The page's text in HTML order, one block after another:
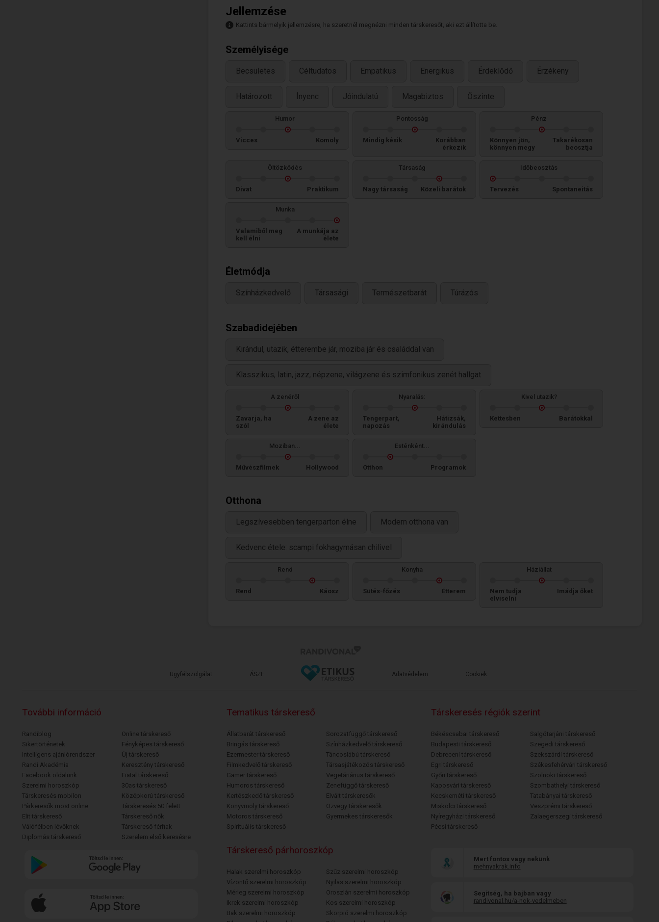
Jellemzése
Kattints bármelyik jellemzésre, ha szeretnél megnézni minden társkeresőt, aki ezt állította be.
Személyisége
Becsületes Céltudatos Empatikus Energikus Érdeklődő Érzékeny
Határozott Ínyenc Jóindulatú Magabiztos Őszinte
Humor
Vicces Komoly
Pontosság
Mindig késik
Korábban
érkezik
Pénz
Könnyen jön,
könnyen megy
Takarékosan
beosztja
Öltözködés
Divat Praktikum
Társaság
Nagy társaság Közeli barátok
Időbeosztás
Tervezés Spontaneitás
Munka
Valamiből meg
kell élni
A munkája az
élete
Életmódja
Színházkedvelő Társasági Természetbarát Túrázós
Szabadidejében
Kirándul, utazik, étterembe jár, moziba jár és családdal van
Klasszikus, latin, jazz, népzene, világzene és szimfonikus zenét hallgat
A zenéről
Zavarja, ha
szól
A zene az
élete
Nyaralás:
Tengerpart,
napozás
Hátizsák,
kirándulás
Kivel utazik?
Kettesben Barátokkal
Moziban...
Művészfilmek Hollywood
Esténként...
Otthon Programok
Otthona
Legszívesebben tengerparton élne Modern otthona van
Kedvenc étele: scampi fokhagymásan chilivel
Rend
Rend Káosz
Konyha
Sütés-főzés Étterem
Háziállat
Nem tudja
elviselni
Imádja őket
Ügyfélszolgálat ÁSZF Adatvédelem Cookiek
További információ
Randiblog
Sikertörténetek
Intelligens ajánlórendszer
Randi Akadémia
Facebook oldalunk
Szerelmi horoszkóp
Társkeresés mobilon
Párkeresők most online
Elit társkereső
Válófélben lévőknek
Diplomás társkereső
Online társkereső
Fényképes társkereső
Új társkereső
Keresztény társkereső
Fiatal társkereső
30as társkereső
Középkorú társkereső
Társkeresés 50 felett
Társkereső nők
Társkereső férfiak
Szerelem első keresésre
Tematikus társkereső
Állatbarát társkereső
Bringás társkereső
Ezermester társkereső
Filmkedvelő társkereső
Gamer társkereső
Humoros társkereső
Kertészkedő társkereső
Könyvmoly társkereső
Motoros társkereső
Spirituális társkereső
Sorozatfüggő társkereső
Színházkedvelő társkereső
Táncoslábú társkereső
Társasjátékozós társkereső
Vegetáriánus társkereső
Zenefüggő társkereső
Elvált társkeresők
Özvegy társkeresők
Gyermekes társkeresők
Társkeresés régiók szerint
Békéscsabai társkereső
Budapesti társkereső
Debreceni társkereső
Egri társkereső
Győri társkereső
Kaposvári társkereső
Kecskeméti társkereső
Miskolci társkereső
Nyíregyházi társkereső
Pécsi társkereső
Salgótarjáni társkereső
Szegedi társkereső
Szekszárdi társkereső
Székesfehérvári társkereső
Szolnoki társkereső
Szombathelyi társkereső
Tatabányai társkereső
Veszprémi társkereső
Zalaegerszegi társkereső
Társkereső párhoroszkóp
Halak szerelmi horoszkóp
Vízöntő szerelmi horoszkóp
Mérleg szerelmi horoszkóp
Ikrek szerelmi horoszkóp
Bak szerelmi horoszkóp
Szűz szerelmi horoszkóp
Nyilas szerelmi horoszkóp
Oroszlán szerelmi horoszkóp
Kos szerelmi horoszkóp
Skorpió szerelmi horoszkóp
Mert fontos vagy nekünk
mehnyakrak.info
Segítség, ha bajban vagy
randivonal.hu/a-nok-vedelmeben